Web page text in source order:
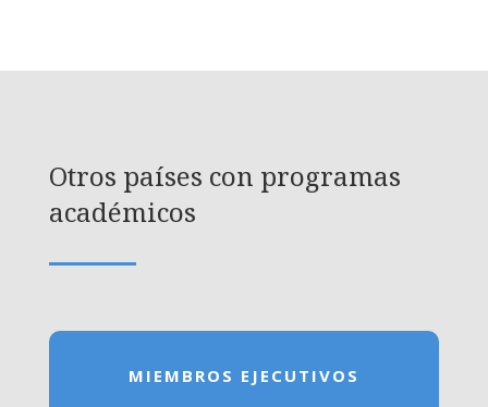
Otros países con programas
académicos
MIEMBROS EJECUTIVOS